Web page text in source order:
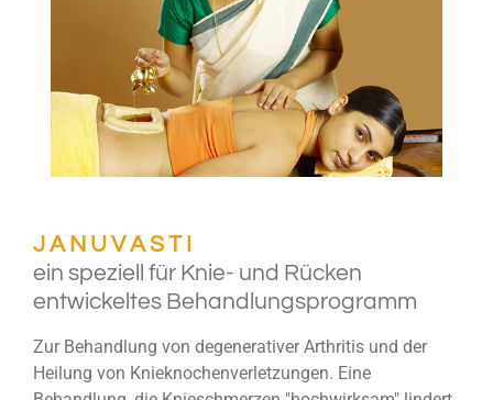
J A N U V A S T I
ein speziell für Knie- und Rücken
entwickeltes Behandlungsprogramm
Zur Behandlung von degenerativer Arthritis und der
Heilung von Knieknochenverletzungen. Eine